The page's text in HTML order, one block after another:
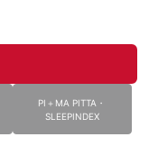
PI＋MA PITTA・
SLEEPINDEX